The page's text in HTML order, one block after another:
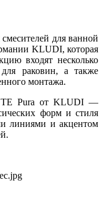
для ванной
KLUDI, которая
входят несколько
раковин, а также
монтажа.
Pura от KLUDI —
форм и стиля
линиями и акцентом